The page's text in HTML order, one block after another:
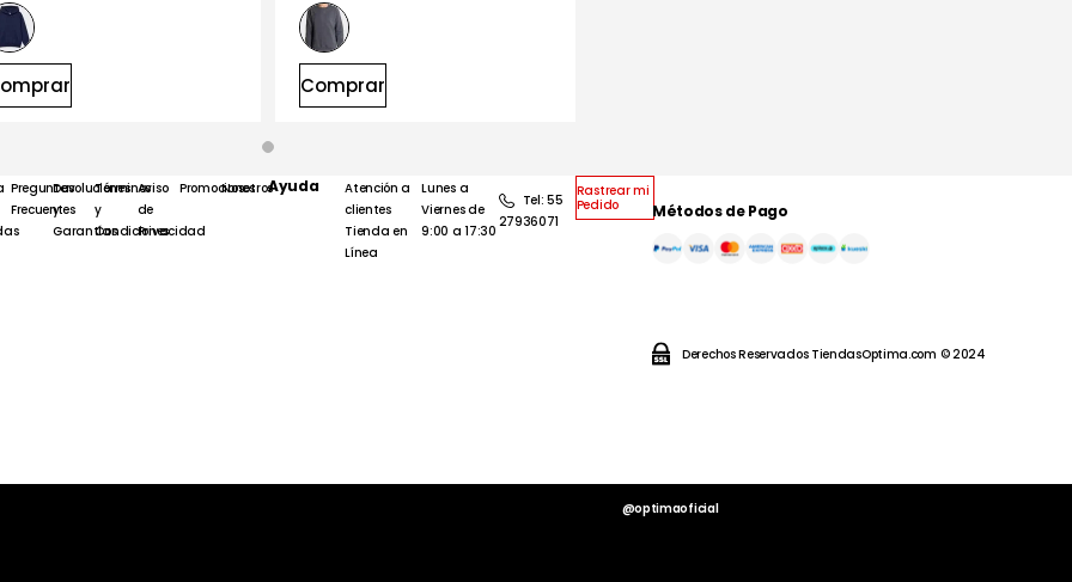
Comprar
Preguntas
Frecuentes
Devoluciones
y
Garantías
Términos
y
Condiciones
Aviso
de
Privacidad
Promociones
NosotrosAyuda
Atención a
clientes
Tienda en
Línea
Lunes a
Viernes de
9:00 a 17:30
Tel: 55
27936071
Rastrear mi
Pedido
Métodos de Pago
Derechos Reservados TiendasOptima.com © 2024
@optimaoficial